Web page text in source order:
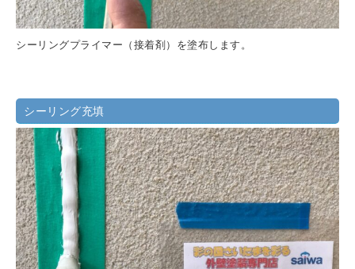
シーリングプライマー（接着剤）を塗布します。
シーリング充填